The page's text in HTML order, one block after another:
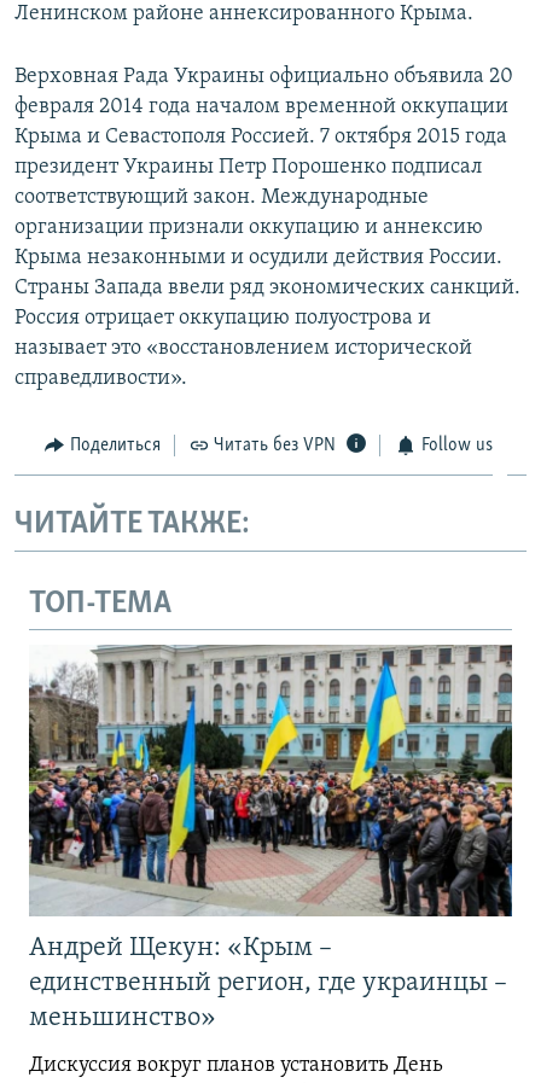
Ленинском районе аннексированного Крыма.
Верховная Рада Украины официально объявила 20
февраля 2014 года началом временной оккупации
Крыма и Севастополя Россией. 7 октября 2015 года
президент Украины Петр Порошенко подписал
соответствующий закон. Международные
организации признали оккупацию и аннексию
Крыма незаконными и осудили действия России.
Страны Запада ввели ряд экономических санкций.
Россия отрицает оккупацию полуострова и
называет это «восстановлением исторической
справедливости».
Поделиться Читать без VPN Follow us
ЧИТАЙТЕ ТАКЖЕ:
ТОП-ТЕМА
Андрей Щекун: «Крым –
единственный регион, где украинцы –
меньшинство»
Дискуссия вокруг планов установить День